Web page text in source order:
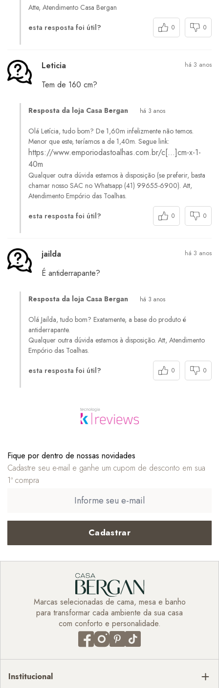
Atte, Atendimento Casa Bergan
esta resposta foi útil? 0 0
Leticia há 3 anos
Tem de 160 cm?
Resposta da loja Casa Bergan há 3 anos
Olá Letícia, tudo bom? De 1,60m infelizmente não temos.
Menor que este, teríamos a de 1,40m. Segue link:
https://www.emporiodastoalhas.com.br/c[…]cm-x-1-
40m
Qualquer outra dúvida estamos à disposição (se preferir, basta
chamar nosso SAC no Whatsapp (41) 99655-6900). Att,
Atendimento Empório das Toalhas.
esta resposta foi útil? 0 0
jailda há 3 anos
É antiderrapante?
Resposta da loja Casa Bergan há 3 anos
Olá Jailda, tudo bom? Exatamente, a base do produto é
antiderrapante.
Qualquer outra dúvida estamos à disposição. Att, Atendimento
Empório das Toalhas.
esta resposta foi útil? 0 0
Fique por dentro de nossas novidades
Cadastre seu e-mail e ganhe um cupom de desconto em sua
1ª compra
Cadastrar
Marcas selecionadas de cama, mesa e banho
para transformar cada ambiente da sua casa
com conforto e personalidade.
Institucional